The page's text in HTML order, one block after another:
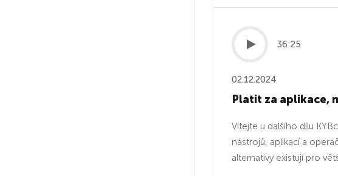
36:25
02.12.2024
Platit za aplikace,
Vítejte u dalšího dílu
nástrojů, aplikací a
alternativy existují pro